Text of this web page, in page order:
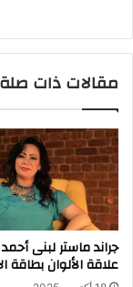
مقالات ذات صلة
جراند ماستر لبنى
علاقة الألوان بطاقة